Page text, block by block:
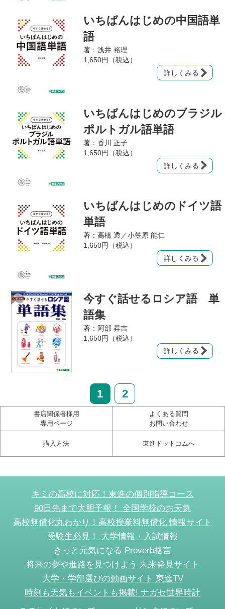
いちばんはじめの中国語単
語
著：浅井 裕理
1,650円（税込）
詳しくみる
いちばんはじめのブラジル
ポルトガル語単語
著：香川 正子
1,650円（税込）
詳しくみる
いちばんはじめのドイツ語
単語
著：高橋 透／小笠原 能仁
1,650円（税込）
詳しくみる
今すぐ話せるロシア語 単
語集
著：阿部 昇吉
1,650円（税込）
詳しくみる
1 2
書店関係者様用
専用ページ
よくある質問
お問い合わせ
購入方法 東進ドットコムへ
キミの高校に対応！東進の個別指導コース
90日先まで大胆予報！ 全国学校のお天気
高校無償化丸わかり！高校授業料無償化 情報サイト
受験生必見！ 大学情報・入試情報
きっと元気になる Proverb格言
将来の夢や進路を見つけよう 未来発見サイト
大学・学部選びの動画サイト 東進TV
時刻も天気もイベントも掲載! ナガセ世界時計